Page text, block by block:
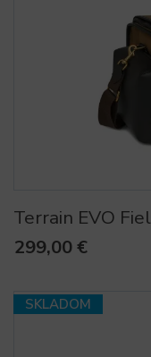
Terrain EVO
299,00 €
SKLADOM